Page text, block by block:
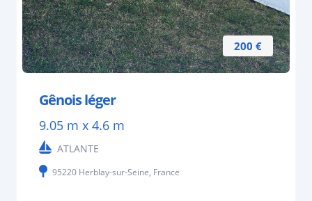
200 €
Gênois léger
9.05 m x 4.6 m
ATLANTE
95220 Herblay-sur-Seine, France